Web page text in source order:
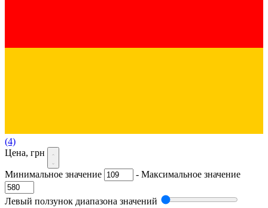
(4)
Цена, грн
Минимальное значение - Максимальное значение
Левый ползунок диапазона значений